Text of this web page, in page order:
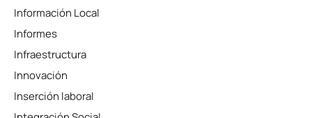
Información Local
Informes
Infraestructura
Innovación
Inserción laboral